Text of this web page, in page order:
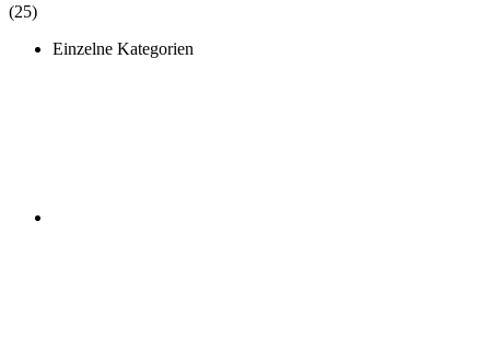
(25)
Einzelne Kategorien